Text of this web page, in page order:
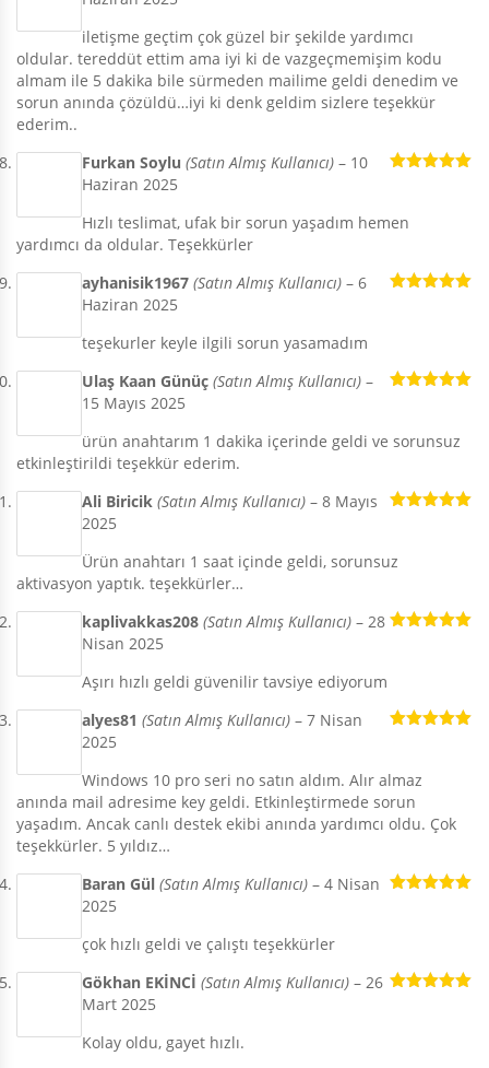
iletişme geçtim çok güzel bir şekilde yardımcı
oldular. tereddüt ettim ama iyi ki de vazgeçmemişim kodu
almam ile 5 dakika bile sürmeden mailime geldi denedim ve
sorun anında çözüldü…iyi ki denk geldim sizlere teşekkür
ederim..
Furkan Soylu (Satın Almış Kullanıcı) – 10
Haziran 2025
Hızlı teslimat, ufak bir sorun yaşadım hemen
yardımcı da oldular. Teşekkürler
ayhanisik1967 (Satın Almış Kullanıcı) – 6
Haziran 2025
teşekurler keyle ilgili sorun yasamadım
Ulaş Kaan Günüç (Satın Almış Kullanıcı) –
15 Mayıs 2025
ürün anahtarım 1 dakika içerinde geldi ve sorunsuz
etkinleştirildi teşekkür ederim.
Ali Biricik (Satın Almış Kullanıcı) – 8 Mayıs
2025
Ürün anahtarı 1 saat içinde geldi, sorunsuz
aktivasyon yaptık. teşekkürler…
kaplivakkas208 (Satın Almış Kullanıcı) – 28
Nisan 2025
Aşırı hızlı geldi güvenilir tavsiye ediyorum
alyes81 (Satın Almış Kullanıcı) – 7 Nisan
2025
Windows 10 pro seri no satın aldım. Alır almaz
anında mail adresime key geldi. Etkinleştirmede sorun
yaşadım. Ancak canlı destek ekibi anında yardımcı oldu. Çok
teşekkürler. 5 yıldız…
Baran Gül (Satın Almış Kullanıcı) – 4 Nisan
2025
çok hızlı geldi ve çalıştı teşekkürler
Gökhan EKİNCİ (Satın Almış Kullanıcı) – 26
Mart 2025
Kolay oldu, gayet hızlı.